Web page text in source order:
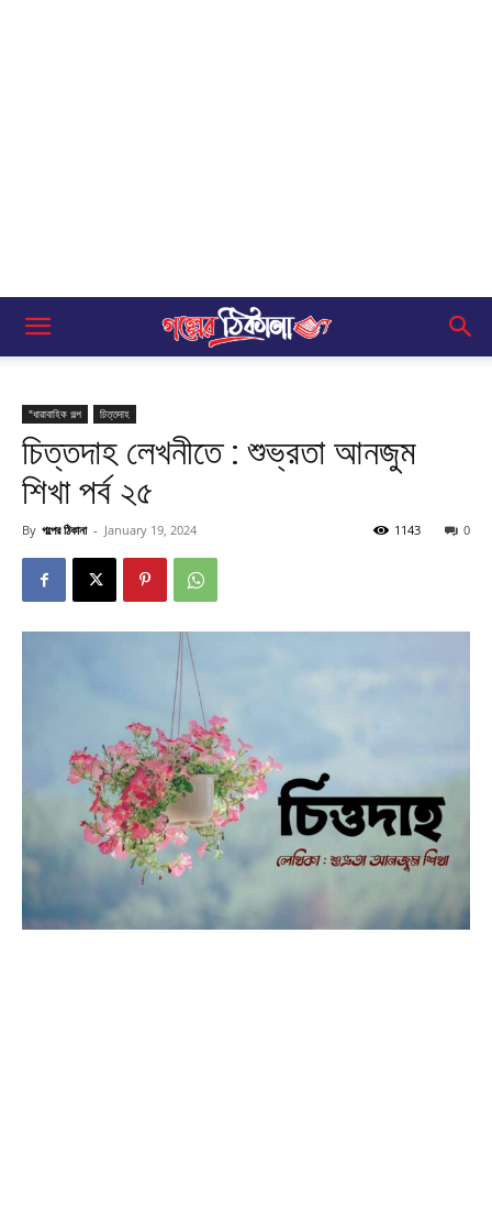
"ধারাবাহিক গল্প চিত্তদাহ
চিত্তদাহ লেখনীতে : শুভ্রতা আনজুম
শিখা পর্ব ২৫
By গল্পের ঠিকানা - January 19, 2024 0
1143